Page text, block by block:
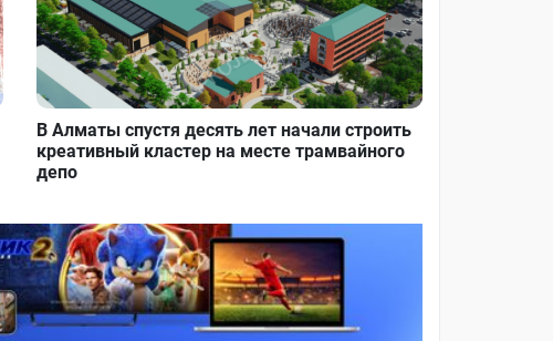
В Алматы спустя десять лет начали строить
креативный кластер на месте трамвайного
депо